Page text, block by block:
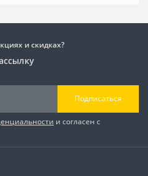
и скидках?
Подписаться
и согласен с